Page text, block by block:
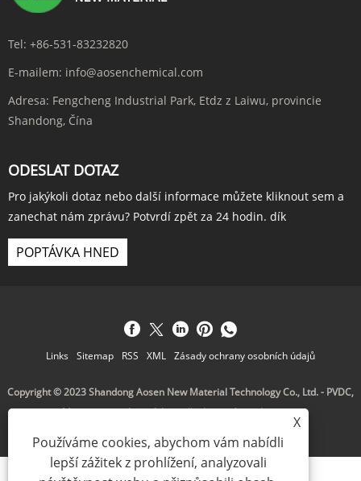
Tel: +86-531-83232820
E-mailem: info@aosenchemical.com
Adresa: Fengcheng Industrial Park, Etdz z Laiwu, provincie
Shandong, Čína
ODESLAT DOTAZ
Pro jakýkoli dotaz nebo další informace můžete kliknout sem a
zanechat nám zprávu? Potvrdí zpět za 24 hodin. dík
POPTÁVKA HNED
Links Sitemap RSS XML Zásady ochrany osobních údajů
Copyright © 2023 Shandong Aosen New Material Technology Co., Ltd. - PVDC,
Monoterpene, Longifolen - všechna práva vyhrazena.
X
Používáme cookies, abychom vám nabídli
lepší zážitek z prohlížení, analyzovali